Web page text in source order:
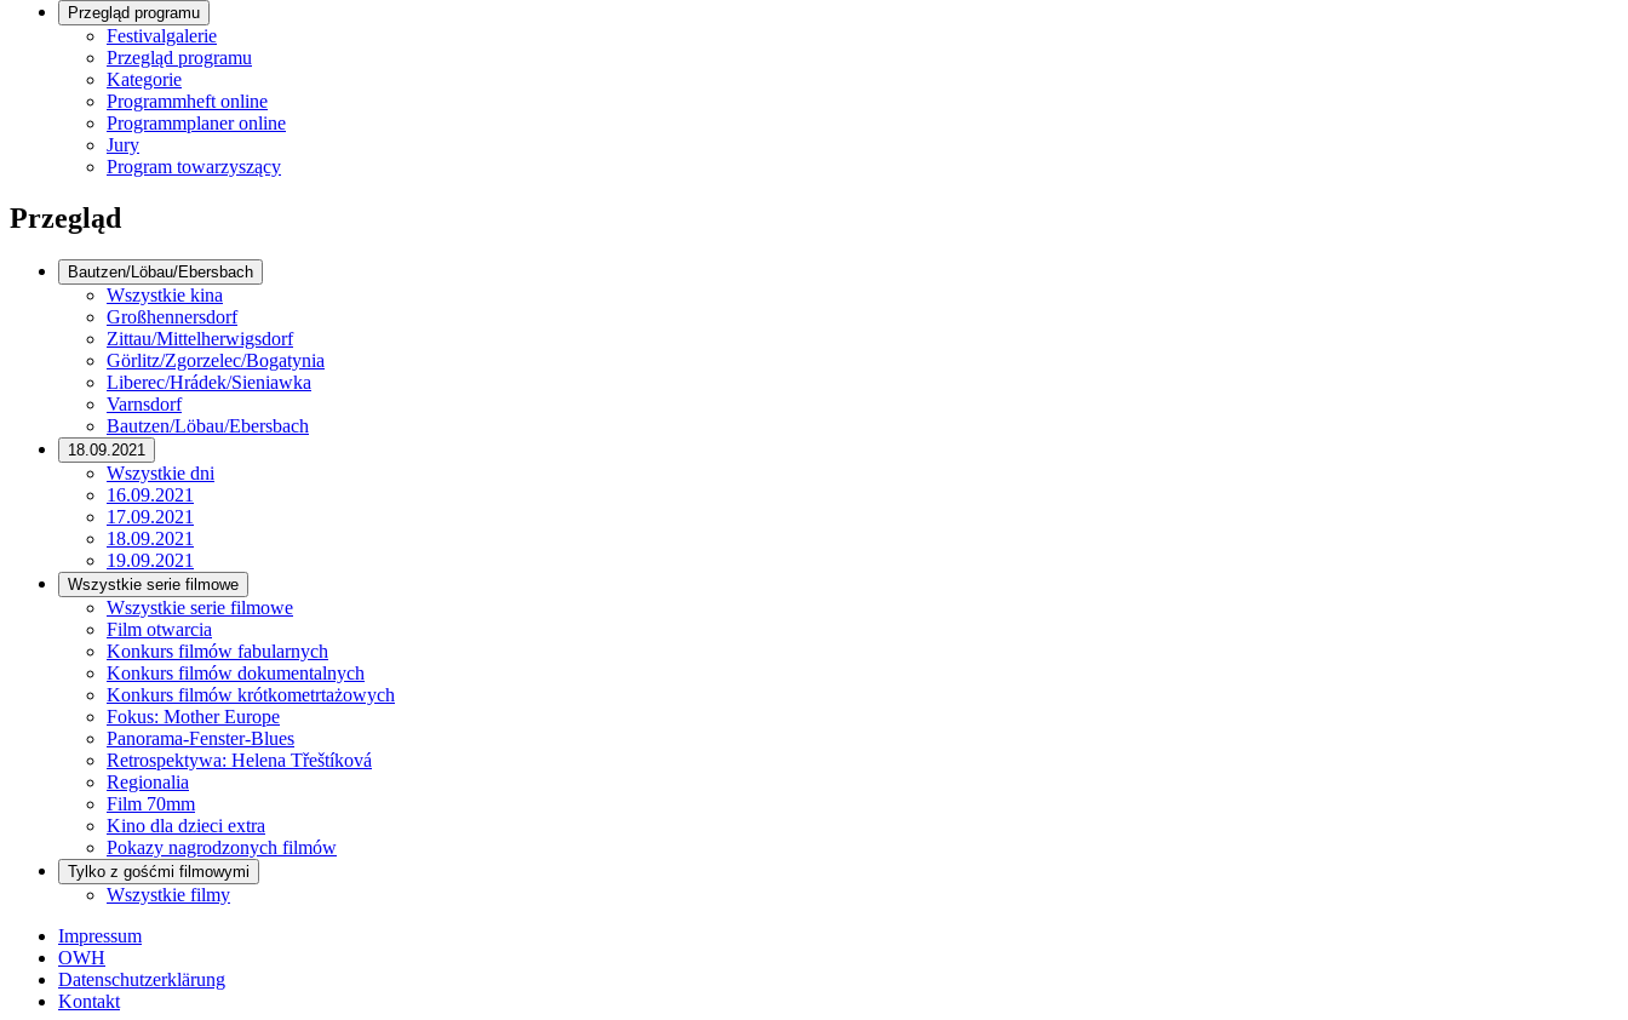
Przegląd programu
Festivalgalerie
Przegląd programu
Kategorie
Programmheft online
Programmplaner online
Jury
Program towarzyszący
Przegląd
Bautzen/Löbau/Ebersbach
Wszystkie kina
Großhennersdorf
Zittau/Mittelherwigsdorf
Görlitz/Zgorzelec/Bogatynia
Liberec/Hrádek/Sieniawka
Varnsdorf
Bautzen/Löbau/Ebersbach
18.09.2021
Wszystkie dni
16.09.2021
17.09.2021
18.09.2021
19.09.2021
Wszystkie serie filmowe
Wszystkie serie filmowe
Film otwarcia
Konkurs filmów fabularnych
Konkurs filmów dokumentalnych
Konkurs filmów krótkometrtażowych
Fokus: Mother Europe
Panorama-Fenster-Blues
Retrospektywa: Helena Třeštíková
Regionalia
Film 70mm
Kino dla dzieci extra
Pokazy nagrodzonych filmów
Tylko z gośćmi filmowymi
Wszystkie filmy
Impressum
OWH
Datenschutzerklärung
Kontakt